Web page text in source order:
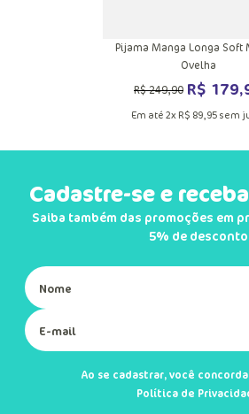
Pijama Manga Longa Soft
Ovelha
R$249,90 R$ 179,
Em até 2x R$ 89,95sem
Cadastre-se e
Saiba também das promoções em
5% de desconto
Ao se cadastrar, você
Política de